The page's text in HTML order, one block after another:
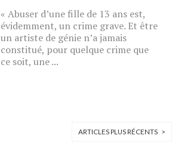
« Abuser d’une fille de 13 ans est,
évidemment, un crime grave. Et être
un artiste de génie n’a jamais
constitué, pour quelque crime que
ce soit, une ...
ARTICLES PLUS RÉCENTS >